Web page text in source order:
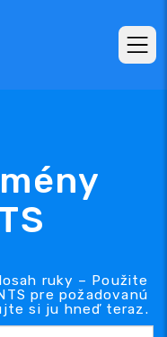
ruky – Použite
pre požadovanú
si ju hneď teraz.